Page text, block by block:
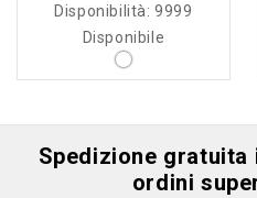
Disponibilità:9999
Disponibile
Spedizione
ordini